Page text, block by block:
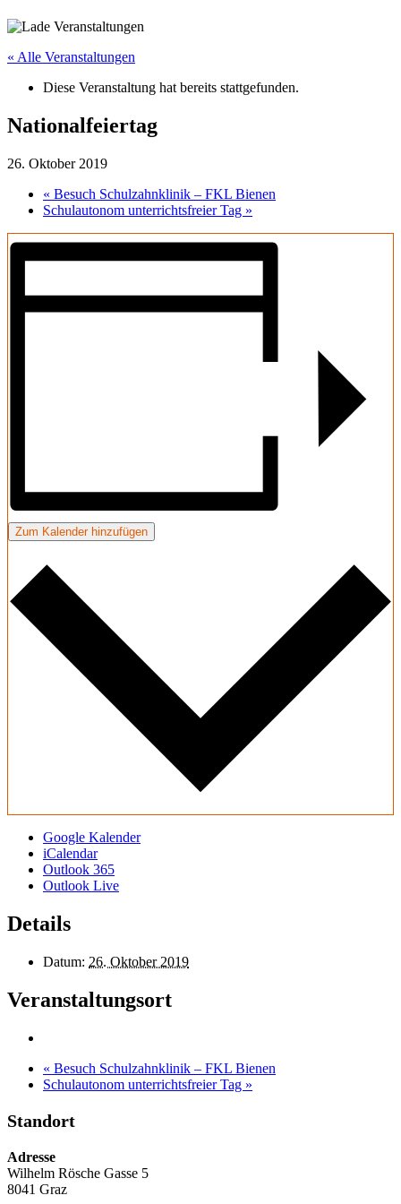
« Alle Veranstaltungen
Diese Veranstaltung hat bereits stattgefunden.
Nationalfeiertag
26. Oktober 2019
« Besuch Schulzahnklinik – FKL Bienen
Schulautonom unterrichtsfreier Tag »
Zum Kalender hinzufügen
Google Kalender
iCalendar
Outlook 365
Outlook Live
Details
Datum: 26. Oktober 2019
Veranstaltungsort
« Besuch Schulzahnklinik – FKL Bienen
Schulautonom unterrichtsfreier Tag »
Standort
Adresse
Wilhelm Rösche Gasse 5
8041 Graz